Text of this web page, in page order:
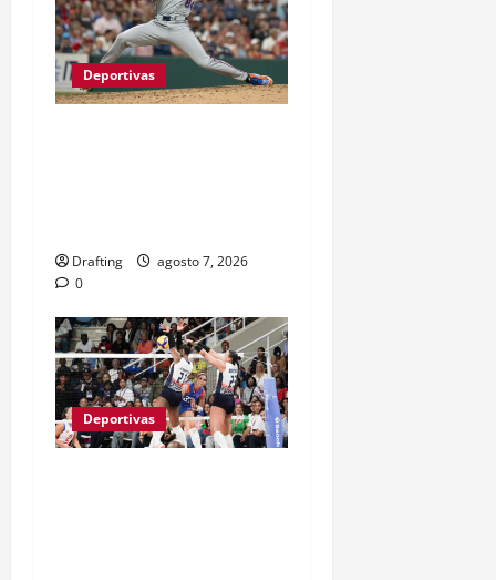
Deportivas
Drafting
agosto 7, 2026
0
Deportivas